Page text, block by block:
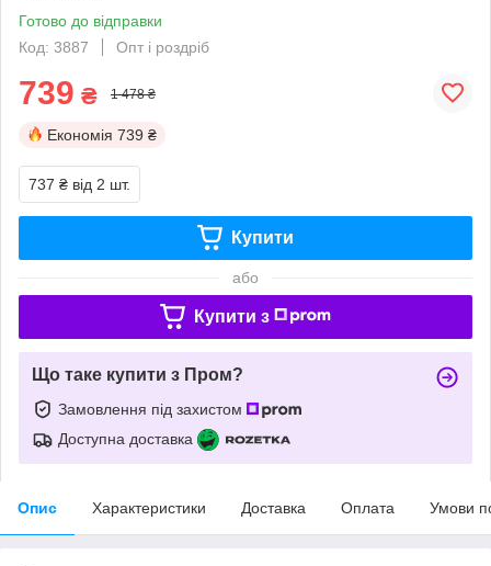
Готово до відправки
Код: 3887
Опт і роздріб
739 ₴ 1 478 ₴
Економія 739 ₴
737 ₴ від 2 шт.
Купити
або
Купити з
Що таке купити з Пром?
Замовлення під захистом
Доступна доставка
Опис Характеристики Доставка Оплата Умови